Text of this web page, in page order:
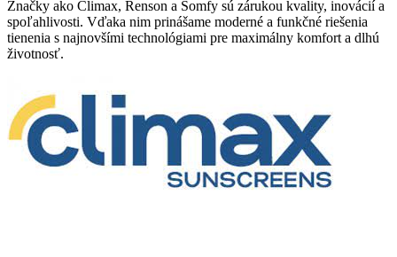
Značky ako Climax, Renson a Somfy sú zárukou kvality, inovácií a
spoľahlivosti. Vďaka nim prinášame moderné a funkčné riešenia
tienenia s najnovšími technológiami pre maximálny komfort a dlhú
životnosť.